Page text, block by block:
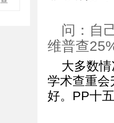
问：自
维普查
大多数
学术查重会
好。PP十